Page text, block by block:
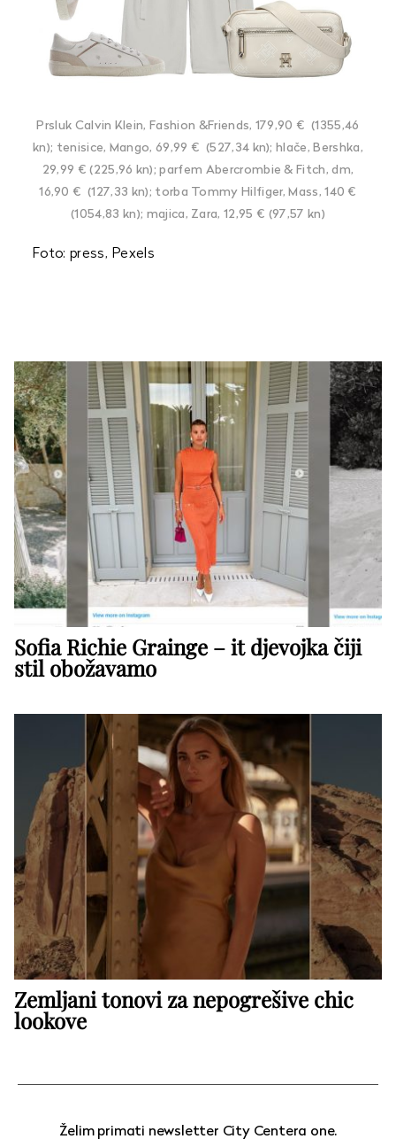
Prsluk Calvin Klein, Fashion &Friends, 179,90 € (1355,46
kn); tenisice, Mango, 69,99 € (527,34 kn); hlače, Bershka,
29,99 € (225,96 kn); parfem Abercrombie & Fitch, dm,
16,90 € (127,33 kn); torba Tommy Hilfiger, Mass, 140 €
(1054,83 kn); majica, Zara, 12,95 € (97,57 kn)
Foto: press, Pexels
Sofia Richie Grainge – it djevojka čiji
stil obožavamo
Zemljani tonovi za nepogrešive chic
lookove
Želim primati newsletter City Centera one.